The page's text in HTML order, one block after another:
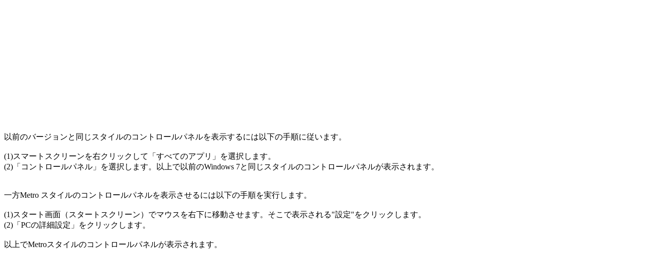
以前のバージョンと同じスタイルのコントロールパネルを表示するには以下の手順に従います。
(1)スマートスクリーンを右クリックして「すべてのアプリ」を選択します。
(2)「コントロールパネル」を選択します。以上で以前のWindows 7と同じスタイルのコントロールパネルが表示されます。
一方Metro スタイルのコントロールパネルを表示させるには以下の手順を実行します。
(1)スタート画面（スタートスクリーン）でマウスを右下に移動させます。そこで表示される"設定"をクリックします。
(2)「PCの詳細設定」をクリックします。
以上でMetroスタイルのコントロールパネルが表示されます。